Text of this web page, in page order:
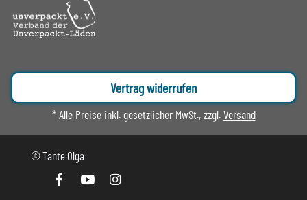
Vertrag widerrufen
* Alle Preise inkl. gesetzlicher MwSt., zzgl.Versand
© Tante Olga